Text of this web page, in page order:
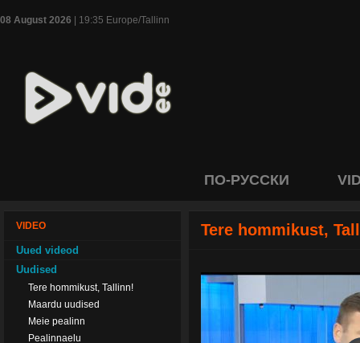
08 August 2026 | 19:35 Europe/Tallinn
ПО-РУССКИ
VIDEO
Uued videod
Uudised
Tere hommikust, Tallinn!
Maardu uudised
Meie pealinn
Pealinnaelu
Tere hommikust,